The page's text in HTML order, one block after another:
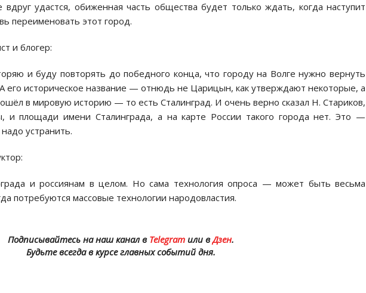
удастся, обиженная часть общества будет только ждать, когда наступит
переименовать этот город.
и блогер:
и буду повторять до победного конца, что городу на Волге нужно вернуть
А его историческое название — отнюдь не Царицын, как утверждают некоторые, а
в мировую историю — то есть Сталинград. И очень верно сказал Н. Стариков,
и площади имени Сталинграда, а на карте России такого города нет. Это —
устранить.
и россиянам в целом. Но сама технология опроса — может быть весьма
потребуются массовые технологии народовластия.
Подписывайтесь на наш канал в Telegramили вДзен.
Будьте всегда в курсе главных событий дня.